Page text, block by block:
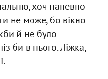
хоч напевно
не може, бо вікно
й не було
би в нього. Ліжка,